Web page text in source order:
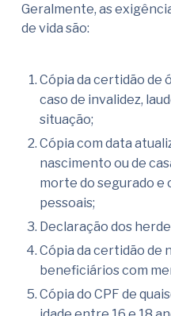
Geralmente, as
de vida são:
Cópia da certidão de
caso de invalidez,
situação;
Cópia com data
nascimento ou de
morte do segurado e
pessoais;
Declaração dos
Cópia da certidão de
beneficiários com
Cópia do CPF de